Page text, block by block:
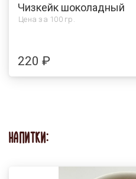
Чизкейк шоколадный
Цена за 100 гр.
220 ₽
НАПИТКИ: